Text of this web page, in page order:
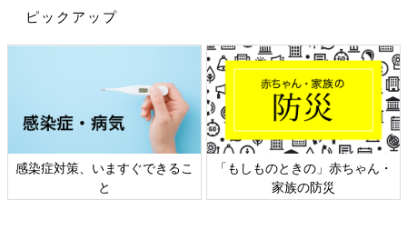
ピックアップ
日本外来小児科学会リーフレッ
ト検討会
六星占術 細木かおりさんの人生
相談